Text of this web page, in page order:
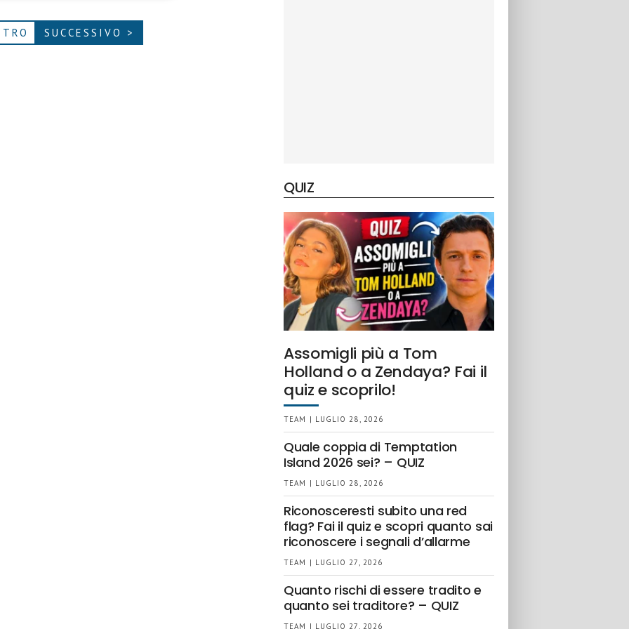
SUCCESSIVO >
QUIZ
Assomigli più a Tom
Holland o a Zendaya? Fai il
quiz e scoprilo!
TEAM | LUGLIO 28, 2026
Quale coppia di Temptation
Island 2026 sei? – QUIZ
TEAM | LUGLIO 28, 2026
Riconosceresti subito una red
flag? Fai il quiz e scopri quanto sai
riconoscere i segnali d’allarme
TEAM | LUGLIO 27, 2026
Quanto rischi di essere tradito e
quanto sei traditore? – QUIZ
TEAM | LUGLIO 27, 2026